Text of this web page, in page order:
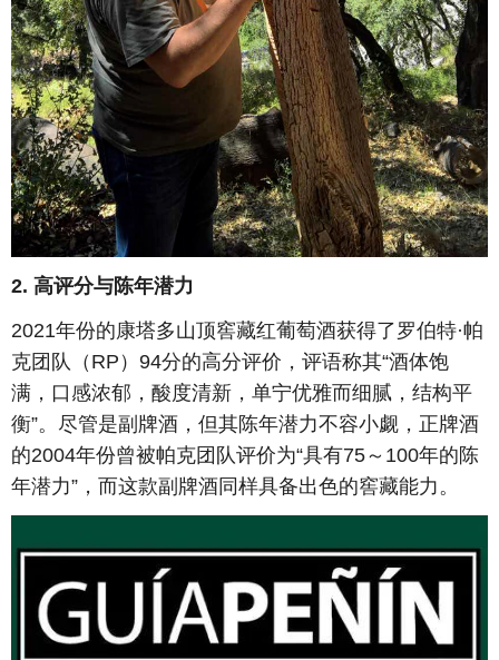
2. 高评分与陈年潜力
2021年份的康塔多山顶窖藏红葡萄酒获得了罗伯特·帕
克团队（RP）94分的高分评价，评语称其“酒体饱
满，口感浓郁，酸度清新，单宁优雅而细腻，结构平
衡”。尽管是副牌酒，但其陈年潜力不容小觑，正牌酒
的2004年份曾被帕克团队评价为“具有75～100年的陈
年潜力”，而这款副牌酒同样具备出色的窖藏能力。